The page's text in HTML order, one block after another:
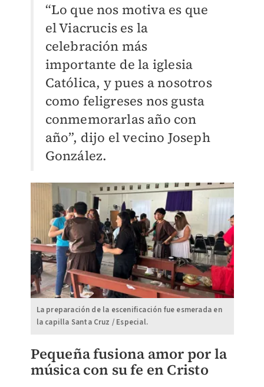
“Lo que nos motiva es que
el Viacrucis es la
celebración más
importante de la iglesia
Católica, y pues a nosotros
como feligreses nos gusta
conmemorarlas año con
año”, dijo el vecino Joseph
González.
La preparación de la escenificación fue esmerada en
la capilla Santa Cruz / Especial.
Pequeña fusiona amor por la
música con su fe en Cristo